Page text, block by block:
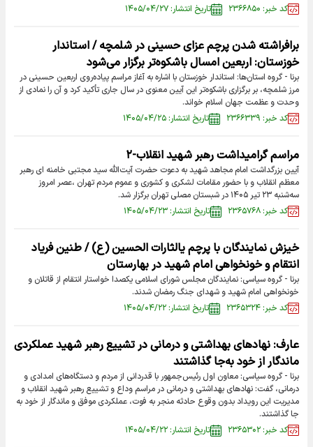
کد خبر: ۲۳۶۶۸۵۰
تاریخ انتشار: ۱۴۰۵/۰۴/۲۷
برافراشته شدن پرچم عزای حسینی در شلمچه / استاندار
خوزستان: اربعین امسال باشکوه‌تر برگزار می‌شود
برنا - گروه استان‌ها: استاندار خوزستان با اشاره به آغاز مراسم پیاده‌روی اربعین حسینی در
مرز شلمچه، بر برگزاری باشکوه‌تر این آیین معنوی در سال جاری تأکید کرد و آن را نمادی از
وحدت و عظمت جهان اسلام خواند.
کد خبر: ۲۳۶۶۳۳۹
تاریخ انتشار: ۱۴۰۵/۰۴/۲۵
مراسم گرامیداشت رهبر شهید انقلاب-۲
آیین بزرگداشت امام مجاهد شهید به دعوت حضرت آیت‌الله سید مجتبی خامنه ای رهبر
معظم انقلاب و با حضور مقامات لشکری و کشوری و عموم مردم تهران ،عصر امروز
سه‌شنبه ۲۳ تیر ۱۴۰۵ در شبستان مصلی تهران برگزار شد.
کد خبر: ۲۳۶۵۷۶۸
تاریخ انتشار: ۱۴۰۵/۰۴/۲۳
خیزش نمایندگان با پرچم یالثارات الحسین (ع) / طنین فریاد
انتقام و خونخواهی امام شهید در بهارستان
برنا - گروه سیاسی: نمایندگان مجلس شورای اسلامی یکصدا خواستار انتقام از قاتلان و
خونخواهی امام شهید و شهدای جنگ رمضان شدند.
کد خبر: ۲۳۶۵۳۲۴
تاریخ انتشار: ۱۴۰۵/۰۴/۲۲
عارف: نهادهای بهداشتی و درمانی در تشییع رهبر شهید عملکردی
ماندگار از خود به‌جا گذاشتند
برنا - گروه سیاسی: معاون اول رئیس‌جمهور با قدردانی از مردم و دستگاه‌های امدادی و
درمانی، گفت: نهادهای بهداشتی و درمانی در مراسم وداع و تشییع رهبر شهید انقلاب و
مدیریت این رویداد بدون وقوع حادثه منجر به فوت، عملکردی موفق و ماندگار از خود به
جا گذاشتند.
کد خبر: ۲۳۶۵۳۰۲
تاریخ انتشار: ۱۴۰۵/۰۴/۲۲